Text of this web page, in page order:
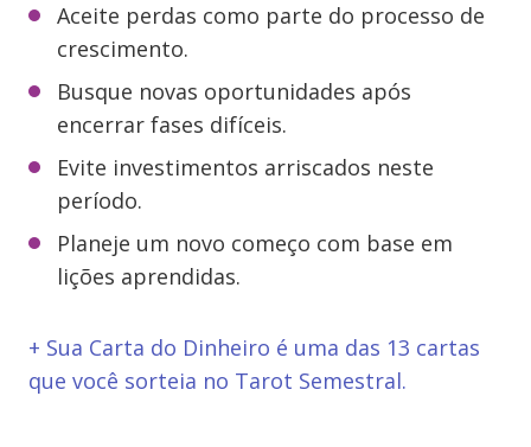
Aceite perdas como parte do processo de
crescimento.
Busque novas oportunidades após
encerrar fases difíceis.
Evite investimentos arriscados neste
período.
Planeje um novo começo com base em
lições aprendidas.
+ Sua Carta do Dinheiro é uma das 13 cartas
que você sorteia no Tarot Semestral.